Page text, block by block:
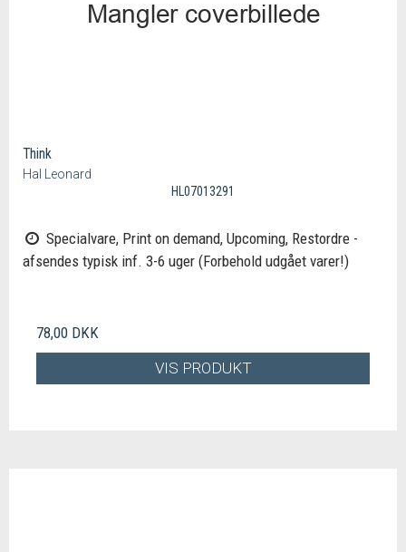
Think
Hal Leonard
HL07013291
Specialvare, Print on demand, Upcoming, Restordre -
afsendes typisk inf. 3-6 uger (Forbehold udgået varer!)
78,00 DKK
VIS PRODUKT